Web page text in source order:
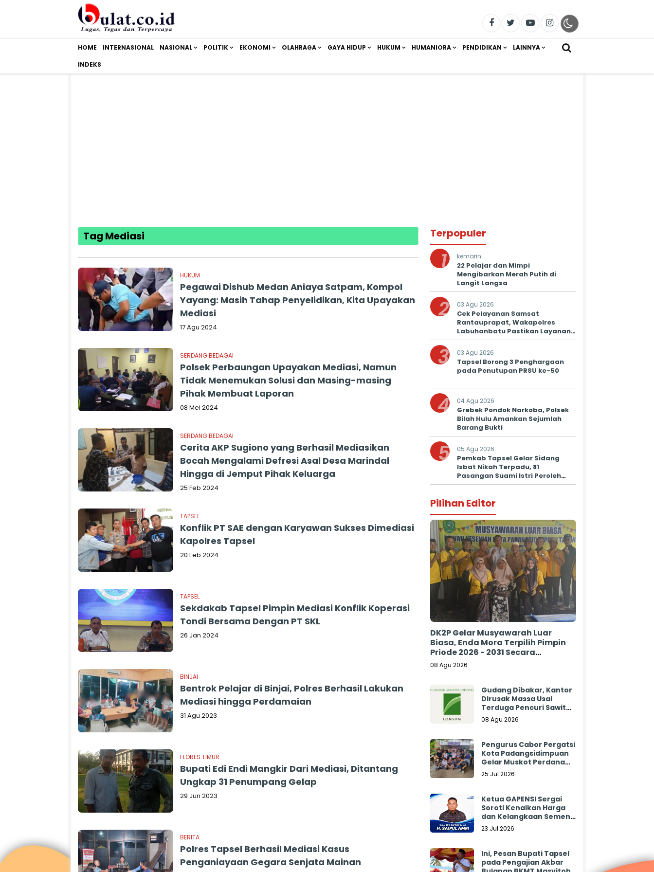
HOME INTERNASIONAL NASIONAL POLITIK EKONOMI OLAHRAGA GAYA HIDUP HUKUM HUMANIORA PENDIDIKAN LAINNYA
INDEKS
Tag Mediasi
HUKUM
Pegawai Dishub Medan Aniaya Satpam, Kompol
Yayang: Masih Tahap Penyelidikan, Kita Upayakan
Mediasi
17 Agu 2024
SERDANG BEDAGAI
Polsek Perbaungan Upayakan Mediasi, Namun
Tidak Menemukan Solusi dan Masing-masing
Pihak Membuat Laporan
08 Mei 2024
SERDANG BEDAGAI
Cerita AKP Sugiono yang Berhasil Mediasikan
Bocah Mengalami Defresi Asal Desa Marindal
Hingga di Jemput Pihak Keluarga
25 Feb 2024
TAPSEL
Konflik PT SAE dengan Karyawan Sukses Dimediasi
Kapolres Tapsel
20 Feb 2024
TAPSEL
Sekdakab Tapsel Pimpin Mediasi Konflik Koperasi
Tondi Bersama Dengan PT SKL
26 Jan 2024
BINJAI
Bentrok Pelajar di Binjai, Polres Berhasil Lakukan
Mediasi hingga Perdamaian
31 Agu 2023
FLORES TIMUR
Bupati Edi Endi Mangkir Dari Mediasi, Ditantang
Ungkap 31 Penumpang Gelap
29 Jun 2023
BERITA
Polres Tapsel Berhasil Mediasi Kasus
Penganiayaan Gegara Senjata Mainan
Terpopuler
1 kemarin
22 Pelajar dan Mimpi
Mengibarkan Merah Putih di
Langit Langsa
2 03 Agu 2026
Cek Pelayanan Samsat
Rantauprapat, Wakapolres
Labuhanbatu Pastikan Layanan
Prima untuk Masyarakat
3 03 Agu 2026
Tapsel Borong 3 Penghargaan
pada Penutupan PRSU ke-50
4 04 Agu 2026
Grebek Pondok Narkoba, Polsek
Bilah Hulu Amankan Sejumlah
Barang Bukti
5 05 Agu 2026
Pemkab Tapsel Gelar Sidang
Isbat Nikah Terpadu, 81
Pasangan Suami Istri Peroleh
Kepastian Hukum
Pilihan Editor
DK2P Gelar Musyawarah Luar
Biasa, Enda Mora Terpilih Pimpin
Priode 2026 - 2031 Secara
Aklamasi
08 Agu 2026
Gudang Dibakar, Kantor
Dirusak Massa Usai
Terduga Pencuri Sawit
Tewas: Manajemen
Sibulan Estate Bungkam
08 Agu 2026
Pengurus Cabor Pergatsi
Kota Padangsidimpuan
Gelar Muskot Perdana
2026 - 2030
25 Jul 2026
Ketua GAPENSI Sergai
Soroti Kenaikan Harga
dan Kelangkaan Semen,
Minta Pemerintah
23 Jul 2026
Ini, Pesan Bupati Tapsel
pada Pengajian Akbar